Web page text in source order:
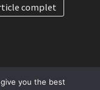
complet
you the best